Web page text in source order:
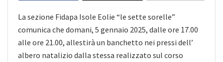
La sezione Fidapa Isole Eolie “le sette sorelle”
comunica che domani, 5 gennaio 2025, dalle ore 17.00
alle ore 21.00, allestirà un banchetto nei pressi dell’
albero natalizio dalla stessa realizzato sul corso